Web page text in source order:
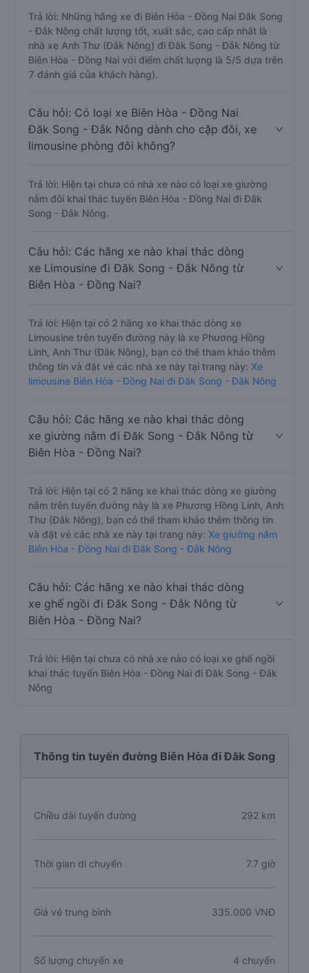
Trả lời: Những hãng xe đi Biên Hòa - Đồng Nai Đăk Song
- Đắk Nông chất lượng tốt, xuất sắc, cao cấp nhất là
nhà xe Anh Thư (Đắk Nông) đi Đăk Song - Đắk Nông từ
Biên Hòa - Đồng Nai với điểm chất lượng là 5/5 dựa trên
7 đánh giá của khách hàng).
Câu hỏi: Có loại xe Biên Hòa - Đồng Nai
Đăk Song - Đắk Nông dành cho cặp đôi, xe
limousine phòng đôi không?
Trả lời: Hiện tại chưa có nhà xe nào có loại xe giường
nằm đôi khai thác tuyến Biên Hòa - Đồng Nai đi Đăk
Song - Đắk Nông.
Câu hỏi: Các hãng xe nào khai thác dòng
xe Limousine đi Đăk Song - Đắk Nông từ
Biên Hòa - Đồng Nai?
Trả lời: Hiện tại có 2 hãng xe khai thác dòng xe
Limousine trên tuyến đường này là xe Phương Hồng
Linh, Anh Thư (Đắk Nông), bạn có thể tham khảo thêm
thông tin và đặt vé các nhà xe này tại trang này: Xe
limousine Biên Hòa - Đồng Nai đi Đăk Song - Đắk Nông
Câu hỏi: Các hãng xe nào khai thác dòng
xe giường nằm đi Đăk Song - Đắk Nông từ
Biên Hòa - Đồng Nai?
Trả lời: Hiện tại có 2 hãng xe khai thác dòng xe giường
nằm trên tuyến đường này là xe Phương Hồng Linh, Anh
Thư (Đắk Nông), bạn có thể tham khảo thêm thông tin
và đặt vé các nhà xe này tại trang này: Xe giường nằm
Biên Hòa - Đồng Nai đi Đăk Song - Đắk Nông
Câu hỏi: Các hãng xe nào khai thác dòng
xe ghế ngồi đi Đăk Song - Đắk Nông từ
Biên Hòa - Đồng Nai?
Trả lời: Hiện tại chưa có nhà xe nào có loại xe ghế ngồi
khai thác tuyến Biên Hòa - Đồng Nai đi Đăk Song - Đắk
Nông
Thông tin tuyến đường Biên Hòa đi Đăk Song
Chiều dài tuyến đường 292 km
Thời gian di chuyển 7.7 giờ
Giá vé trung bình 335.000 VNĐ
Số lượng chuyến xe 4 chuyến